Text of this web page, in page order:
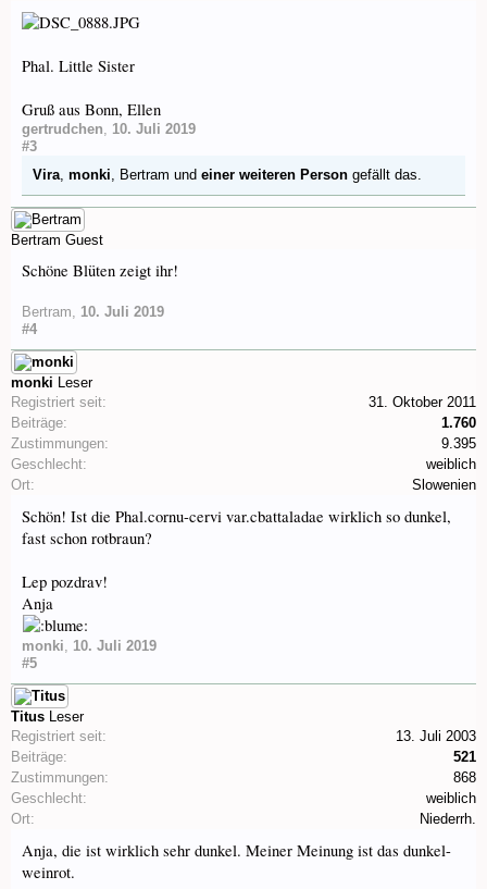
Phal. Little Sister
Gruß aus Bonn, Ellen
gertrudchen, 10. Juli 2019
#3
Vira, monki, Bertram und einer weiteren Person gefällt das.
Bertram Guest
Schöne Blüten zeigt ihr!
Bertram, 10. Juli 2019
#4
monki Leser
Registriert seit:
31. Oktober 2011
Beiträge:
1.760
Zustimmungen:
9.395
Geschlecht:
weiblich
Ort:
Slowenien
Schön! Ist die Phal.cornu-cervi var.cbattaladae wirklich so dunkel,
fast schon rotbraun?
Lep pozdrav!
Anja
monki, 10. Juli 2019
#5
Titus Leser
Registriert seit:
13. Juli 2003
Beiträge:
521
Zustimmungen:
868
Geschlecht:
weiblich
Ort:
Niederrh.
Anja, die ist wirklich sehr dunkel. Meiner Meinung ist das dunkel-
weinrot.